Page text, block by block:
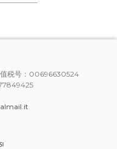
税号：00696630524